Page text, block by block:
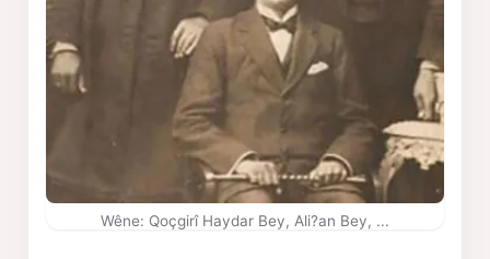
Wêne: Qoçgirî Haydar Bey, Ali?an Bey, ...